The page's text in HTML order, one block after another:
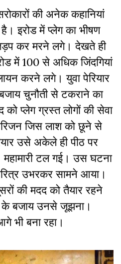
की अनेक कहानियां
इरोड में प्लेग का भीषण
कर मरने लगे। देखते ही
में 100 से अधिक जिंदगियां
करने लगे। युवा पेरियार
चुनौती से टकराने का
प्लेग ग्रस्त लोगों की सेवा
जिस लाश को छूने से
उसे अकेले ही पीठ पर
टल गई। उस घटना
उभरकर सामने आया।
की मदद को तैयार रहने
के बजाय उनसे जूझना।
भी बना रहा।